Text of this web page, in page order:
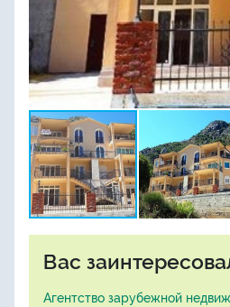
Вас
Агентство зарубежной